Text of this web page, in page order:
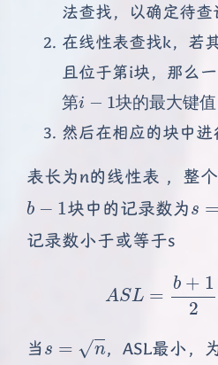
法查找，以确定待查
在线性表查找k，若
且位于第i块，那么一
第 块 的 最 大 键 值
第i 块的最大 键值<
然后在相应的块中进
表长为n的线性表 ，整
b
块中的记录数为
记录数小于或等于s
=b + 2
当 ，ASL最小，